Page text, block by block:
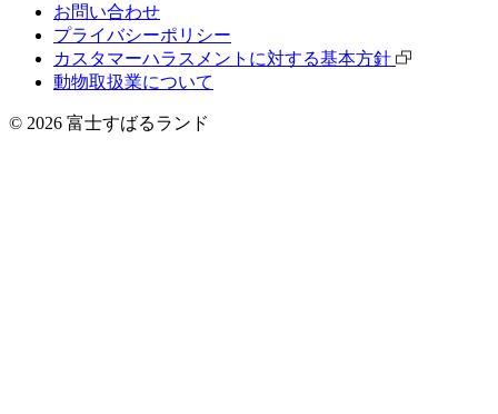
お問い合わせ
プライバシーポリシー
カスタマーハラスメントに対する基本方針
動物取扱業について
© 2026 富士すばるランド